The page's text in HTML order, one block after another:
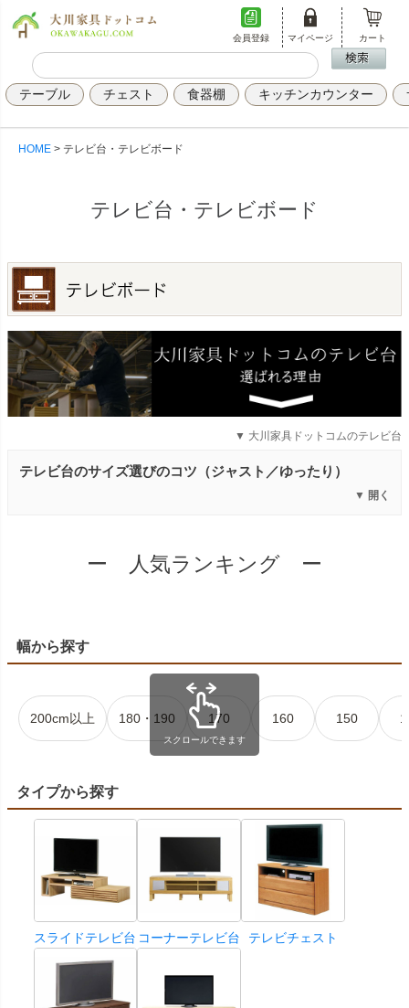
会員登録 マイページ カート
テーブル チェスト 食器棚 キッチンカウンター
HOME テレビ台・テレビボード
テレビ台・テレビボード
▼ 大川家具ドットコムのテレビ台
テレビ台のサイズ選びのコツ（ジャスト／ゆったり）
▼ 開く
ー 人気ランキング ー
幅から探す
200cm以上 180・190 170 160 150
スクロールできます
タイプから探す
スライドテレビ台 コーナーテレビ台 テレビチェスト